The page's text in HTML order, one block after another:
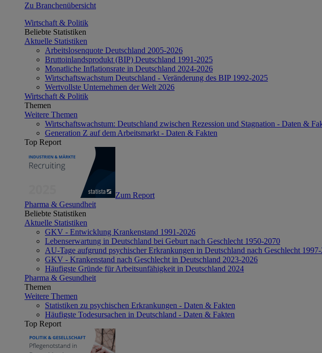
Zu Branchenübersicht
Wirtschaft & Politik
Beliebte Statistiken
Aktuelle Statistiken
Arbeitslosenquote Deutschland 2005-2026
Bruttoinlandsprodukt (BIP) Deutschland 1991-2025
Monatliche Inflationsrate in Deutschland 2024-2026
Wirtschaftswachstum Deutschland - Veränderung des BIP 1992-2025
Wertvollste Unternehmen der Welt 2026
Wirtschaft & Politik
Themen
Weitere Themen
Wirtschaftswachstum: Deutschland zwischen Rezession und Stagnation - Daten &
Generation Z auf dem Arbeitsmarkt - Daten & Fakten
Top Report
Zum Report
Pharma & Gesundheit
Beliebte Statistiken
Aktuelle Statistiken
GKV - Entwicklung Krankenstand 1991-2026
Lebenserwartung in Deutschland bei Geburt nach Geschlecht 1950-2070
AU-Tage aufgrund psychischer Erkrankungen in Deutschland nach Geschlecht
GKV - Krankenstand nach Geschlecht in Deutschland 2023-2026
Häufigste Gründe für Arbeitsunfähigkeit in Deutschland 2024
Pharma & Gesundheit
Themen
Weitere Themen
Statistiken zu psychischen Erkrankungen - Daten & Fakten
Häufigste Todesursachen in Deutschland - Daten & Fakten
Top Report